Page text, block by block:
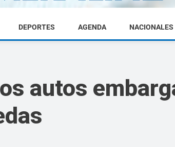
Diario
DEPORTES AGENDA NACIONALES
autos